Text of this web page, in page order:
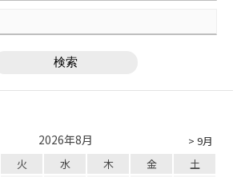
> 9月
2026年8月
火 水 木 金
土